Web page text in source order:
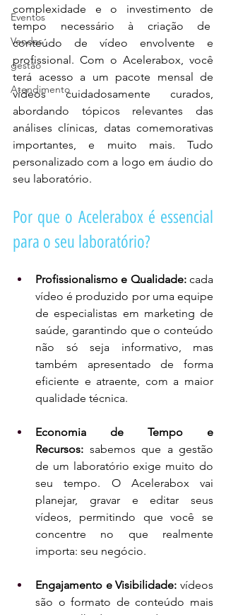
Eventos
Vendas
gestão
Atendimento
complexidade e o investimento de
tempo necessário à criação de
conteúdo de vídeo envolvente e
profissional. Com o Acelerabox, você
terá acesso a um pacote mensal de
vídeos cuidadosamente curados,
abordando tópicos relevantes das
análises clínicas, datas comemorativas
importantes, e muito mais. Tudo
personalizado com a logo em áudio do
seu laboratório.
Por que o Acelerabox é essencial
para o seu laboratório?
Profissionalismo e Qualidade: cada
vídeo é produzido por uma equipe
de especialistas em marketing de
saúde, garantindo que o conteúdo
não só seja informativo, mas
também apresentado de forma
eficiente e atraente, com a maior
qualidade técnica.
Economia de Tempo e
Recursos: sabemos que a gestão
de um laboratório exige muito do
seu tempo. O Acelerabox vai
planejar, gravar e editar seus
vídeos, permitindo que você se
concentre no que realmente
importa: seu negócio.
Engajamento e Visibilidade: vídeos
são o formato de conteúdo mais